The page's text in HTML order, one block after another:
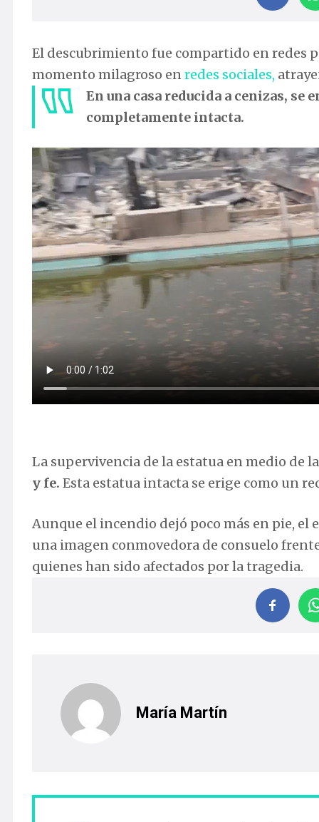
El descubrimiento fue compartido en redes
momento milagroso enredes sociales,
En una casa reducida a cenizas,
completamente intacta.
La supervivencia de la estatua en medio de
y fe. Esta estatua intacta se erige como un
Aunque el incendio dejó poco más en pie, el
una imagen conmovedora de consuelo
quienes han sido afectados por la tragedia.
María Martín